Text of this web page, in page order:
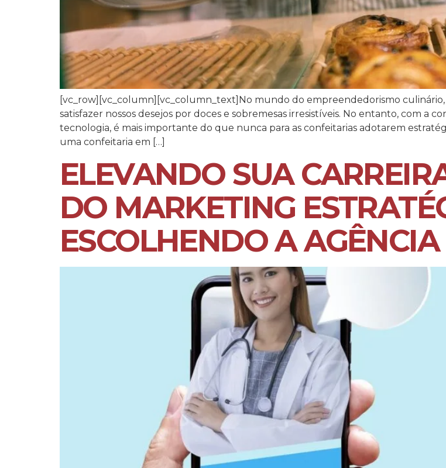
[vc_row][vc_column][vc_column_text]No mundo do empreendedorismo
satisfazer nossos desejos por doces e sobremesas irresistíveis. No entanto, com a
tecnologia, é mais importante do que nunca para as confeitarias adotarem
uma confeitaria em […]
ELEVANDO SUA
DO MARKETING
ESCOLHENDO A